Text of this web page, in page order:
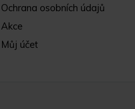
Ochrana osobních údajů
Akce
Můj účet